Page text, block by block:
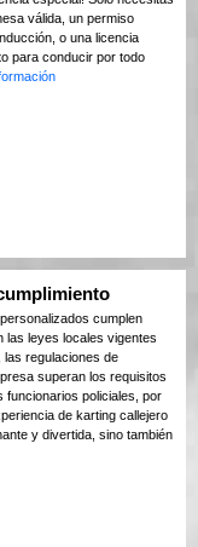
válida, un permiso
o una licencia
para conducir por todo
cumplen
las leyes locales vigentes
las regulaciones de
superan los requisitos
funcionarios policiales, por
de karting callejero
y divertida, sino también